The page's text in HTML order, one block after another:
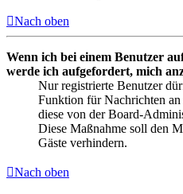
Nach oben
Wenn ich bei einem Benutzer
werde ich aufgefordert, mich
Nur registrierte Benutzer
Funktion für Nachrichten
diese von der Board-
Diese Maßnahme soll den
Gäste verhindern.
Nach oben